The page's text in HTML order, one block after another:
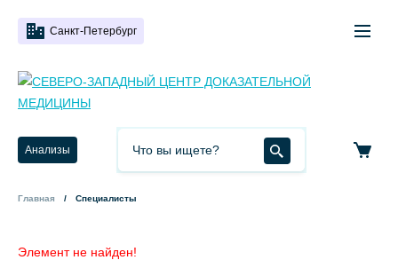
Санкт-Петербург
Анализы
Главная Специалисты
Элемент не найден!